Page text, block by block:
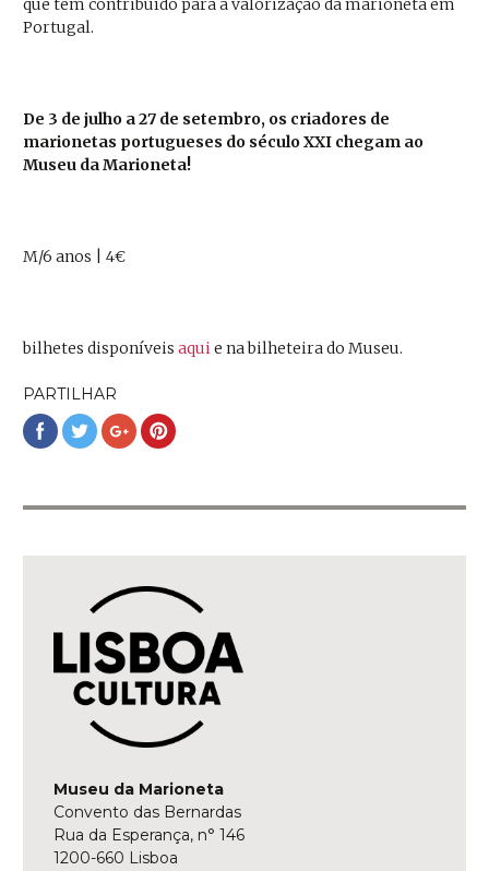
que tem contribuído para a valorização da marioneta em
Portugal.
De 3 de julho a 27 de setembro, os criadores de
marionetas portugueses do século XXI chegam ao
Museu da Marioneta!
M/6 anos | 4€
bilhetes disponíveis aquie na bilheteira do Museu.
PARTILHAR
Partilhar
no
Partilhar
no
Partilhar
no
Partilhar
no
Museu da Marioneta
Convento das Bernardas
Rua da Esperança, n° 146
1200-660 Lisboa